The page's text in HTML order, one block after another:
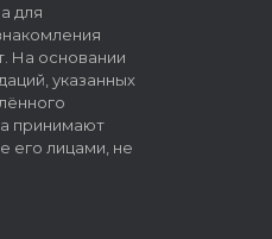
для
На основании
указанных
принимают
его лицами, не